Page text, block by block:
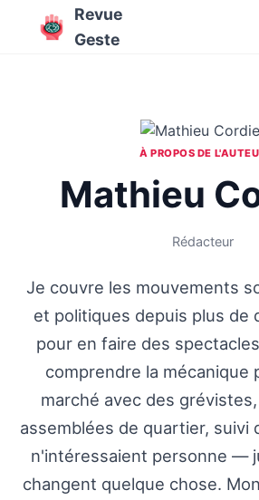
Revue
Geste
À PROPOS DE
Mathieu
Rédacteur
Je couvre les mouvements
et politiques depuis plus de
pour en faire des
comprendre la mécanique
marché avec des
assemblées de quartier, suivi
n'intéressaient personne —
changent quelque chose.